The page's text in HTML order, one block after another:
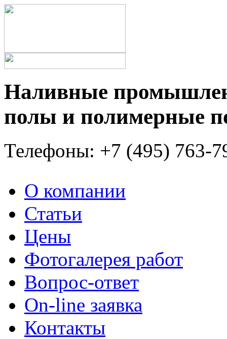
Наливные
полы и полимерные
Телефоны: +7 (495) 763-
О компании
Статьи
Цены
Фотогалерея работ
Вопрос-ответ
On-line заявка
Контакты